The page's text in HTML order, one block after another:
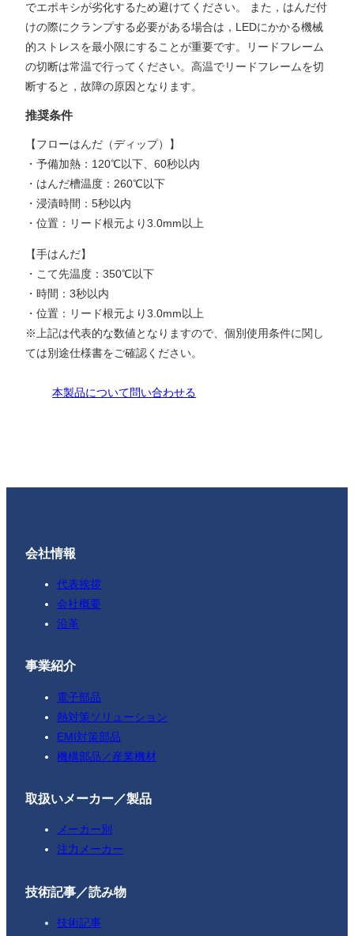
でエポキシが劣化するため避けてください。 また，はんだ付
けの際にクランプする必要がある場合は，LEDにかかる機械
的ストレスを最小限にすることが重要です。リードフレーム
の切断は常温で行ってください。高温でリードフレームを切
断すると，故障の原因となります。
推奨条件
【フローはんだ（ディップ）】
・予備加熱：120℃以下、60秒以内
・はんだ槽温度：260℃以下
・浸漬時間：5秒以内
・位置：リード根元より3.0mm以上
【手はんだ】
・こて先温度：350℃以下
・時間：3秒以内
・位置：リード根元より3.0mm以上
※上記は代表的な数値となりますので、個別使用条件に関し
ては別途仕様書をご確認ください。
本製品について問い合わせる
会社情報
代表挨拶
会社概要
沿革
事業紹介
電子部品
熱対策ソリューション
EMI対策部品
機構部品／産業機材
取扱いメーカー／製品
メーカー別
注力メーカー
技術記事／読み物
技術記事